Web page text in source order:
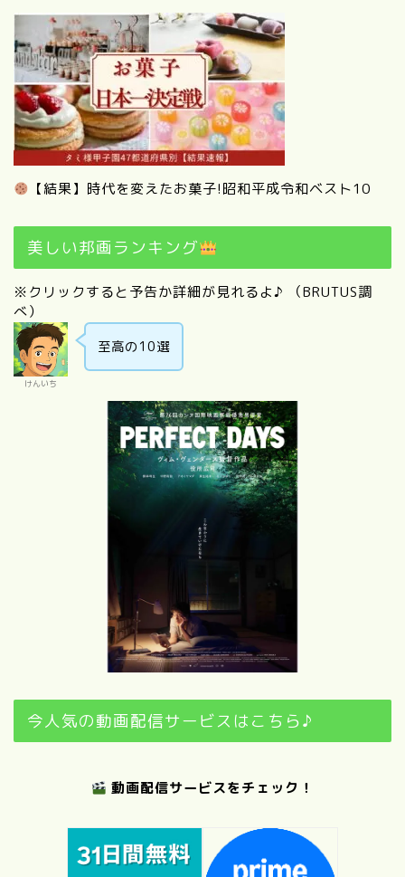
【結果】時代を変えたお菓子!昭和平成令和ベスト10
美しい邦画ランキング
※クリックすると予告か詳細が見れるよ♪ （BRUTUS調
べ）
けんいち
至高の10選
今人気の動画配信サービスはこちら♪
動画配信サービスをチェック！